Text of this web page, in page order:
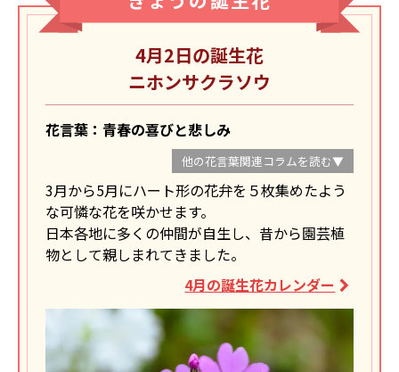
4月2日の誕生花
ニホンサクラソウ
花言葉：青春の喜びと悲しみ
他の花言葉関連コラムを読む▼
3月から5月にハート形の花弁を５枚集めたよう
な可憐な花を咲かせます。
日本各地に多くの仲間が自生し、昔から園芸植
物として親しまれてきました。
4月の誕生花カレンダー